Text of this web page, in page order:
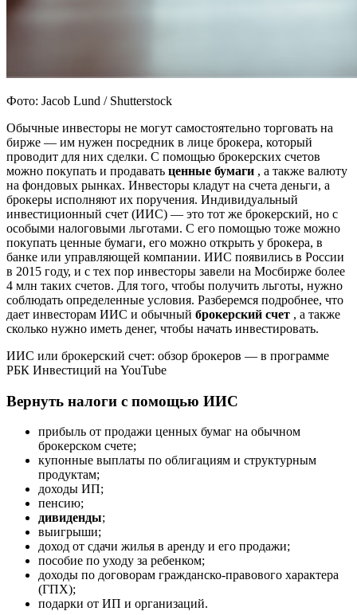
Фото: Jacob Lund / Shutterstock
Обычные инвесторы не могут самостоятельно торговать на
бирже — им нужен посредник в лице брокера, который
проводит для них сделки. С помощью брокерских счетов
можно покупать и продавать ценные бумаги , а также валюту
на фондовых рынках. Инвесторы кладут на счета деньги, а
брокеры исполняют их поручения. Индивидуальный
инвестиционный счет (ИИС) — это тот же брокерский, но с
особыми налоговыми льготами. С его помощью тоже можно
покупать ценные бумаги, его можно открыть у брокера, в
банке или управляющей компании. ИИС появились в России
в 2015 году, и с тех пор инвесторы завели на Мосбирже более
4 млн таких счетов. Для того, чтобы получить льготы, нужно
соблюдать определенные условия. Разберемся подробнее, что
дает инвесторам ИИС и обычный брокерский счет , а также
сколько нужно иметь денег, чтобы начать инвестировать.
ИИС или брокерский счет: обзор брокеров — в программе
РБК Инвестиций на YouTube
Вернуть налоги с помощью ИИС
прибыль от продажи ценных бумаг на обычном
брокерском счете;
купонные выплаты по облигациям и структурным
продуктам;
доходы ИП;
пенсию;
дивиденды;
выигрыши;
доход от сдачи жилья в аренду и его продажи;
пособие по уходу за ребенком;
доходы по договорам гражданско-правового характера
(ГПХ);
подарки от ИП и организаций.